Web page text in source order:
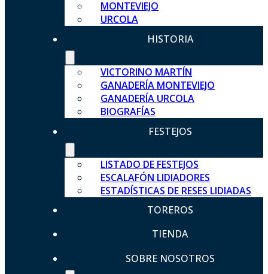
MONTEVIEJO
URCOLA
HISTORIA
VICTORINO MARTÍN
GANADERÍA MONTEVIEJO
GANADERÍA URCOLA
BIOGRAFÍAS
FESTEJOS
LISTADO DE FESTEJOS
ESCALAFÓN LIDIADORES
ESTADÍSTICAS DE RESES LIDIADAS
TOREROS
TIENDA
SOBRE NOSOTROS